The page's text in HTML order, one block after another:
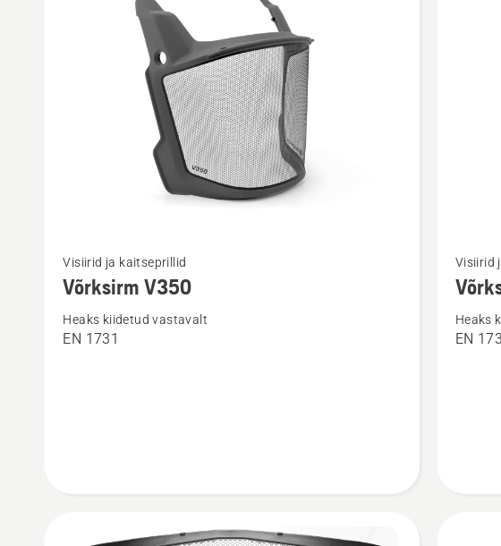
rohkem
üksikasju
toote
Visiirid ja kaitseprillid
Võrksirm V350
Heaks kiidetud vastavalt
EN 1731
rohkem
toote
Visiirid
Heaks
EN